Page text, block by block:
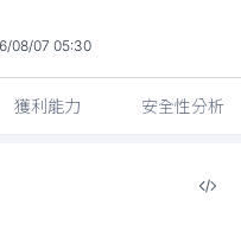
08/07 05:30
獲利能力 安全性分析